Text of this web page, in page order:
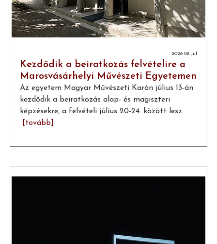
2026 08 Jul
Kezdődik a beiratkozás felvételire a
Marosvásárhelyi Művészeti Egyetemen
Az egyetem Magyar Művészeti Karán július 13-án
kezdődik a beiratkozás alap- és magiszteri
képzésekre, a felvételi július 20-24. között lesz.
[tovább]